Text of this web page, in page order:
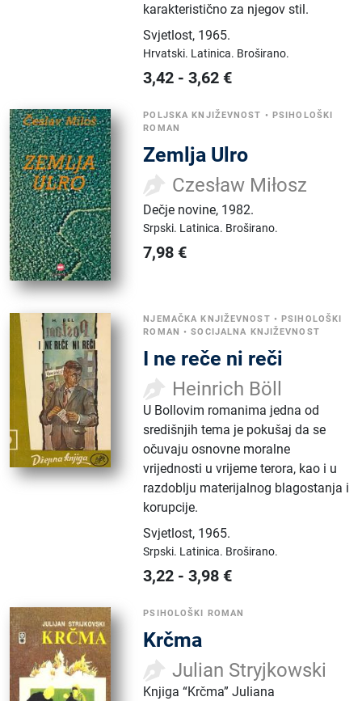
karakteristično za njegov stil.
Svjetlost, 1965.
Hrvatski. Latinica. Broširano.
3,42 -3,62 €
POLJSKA KNJIŽEVNOST • PSIHOLOŠKI
ROMAN
Zemlja Ulro
Czesław Miłosz
Dečje novine, 1982.
Srpski. Latinica. Broširano.
7,98 €
NJEMAČKA KNJIŽEVNOST •PSIHOLOŠKI
ROMAN •SOCIJALNA KNJIŽEVNOST
I ne reče ni reči
Heinrich Böll
U Bollovim romanima jedna od
središnjih tema je pokušaj da se
očuvaju osnovne moralne
vrijednosti u vrijeme terora, kao i u
razdoblju materijalnog blagostanja i
korupcije.
Svjetlost, 1965.
Srpski. Latinica. Broširano.
3,22 -3,98 €
PSIHOLOŠKI ROMAN
Krčma
Julian Stryjkowski
Knjiga “Krčma” Juliana